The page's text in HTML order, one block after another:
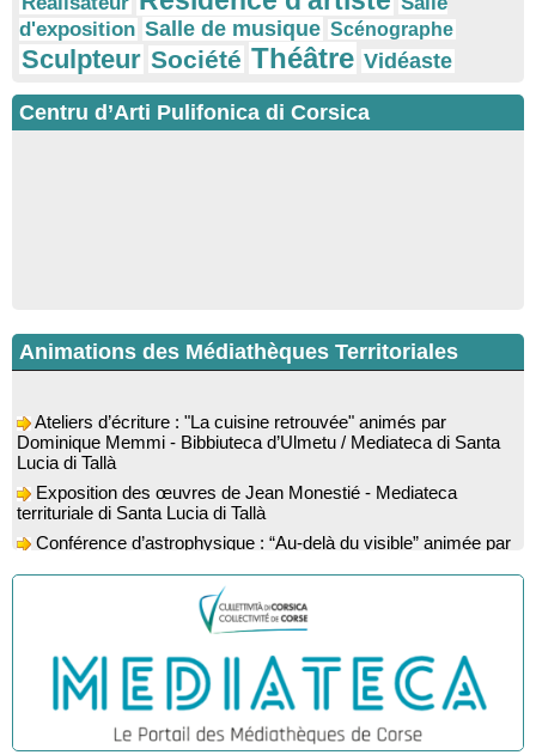
d'exposition Salle de musique Scénographe
Sculpteur Société Théâtre Vidéaste
Centru d’Arti Pulifonica di Corsica
Animations des Médiathèques Territoriales
Dominique Memmi - Bibbiuteca d’Ulmetu / Mediateca di Santa
Lucia di Tallà
Exposition des œuvres de Jean Monestié - Mediateca
territuriale di Santa Lucia di Tallà
Conférence d’astrophysique : “Au-delà du visible” animée par
l’astrophysicien Paul Guerrini - Médiathèque - Pitretu è
Exposition des œuvres de Dominique Malberti Morin :
"Racines, peintures acryliques et aquarelles" - Mediateca
territuriale di Santa Lucia di Tallà
Animation : "Petits lecteurs" - Médiathèque - Pitretu è
Bicchisgià
Spectacle musical : "Viaghju in Corsica cù Regina & Bruno",
hommage au duo mythique de la chanson corse interprété par